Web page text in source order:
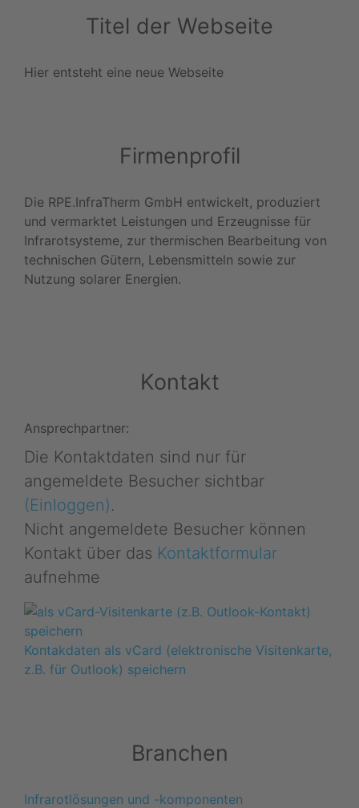
Titel der Webseite
Hier entsteht eine neue Webseite
Firmenprofil
Die RPE.InfraTherm GmbH entwickelt, produziert
und vermarktet Leistungen und Erzeugnisse für
Infrarotsysteme, zur thermischen Bearbeitung von
technischen Gütern, Lebensmitteln sowie zur
Nutzung solarer Energien.
Kontakt
Ansprechpartner:
Die Kontaktdaten sind nur für
angemeldete Besucher sichtbar
(Einloggen).
Nicht angemeldete Besucher können
Kontakt über das Kontaktformular
aufnehme
Kontakdaten als vCard (elektronische Visitenkarte,
z.B. für Outlook) speichern
Branchen
Infrarotlösungen und -komponenten